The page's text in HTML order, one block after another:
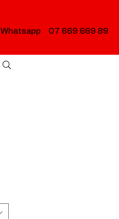
Whatsapp 07 669 669 89